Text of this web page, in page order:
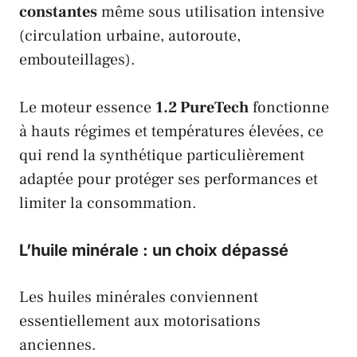
constantesmême sous utilisation intensive
(circulation urbaine, autoroute,
embouteillages).
Le moteur essence 1.2 PureTechfonctionne
à hauts régimes et températures élevées, ce
qui rend la synthétique particulièrement
adaptée pour protéger ses performances et
limiter la consommation.
L’huile minérale : un choix dépassé
Les huiles minérales conviennent
essentiellement aux motorisations
anciennes.